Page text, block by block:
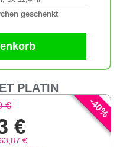
geschenkt
PLATIN
-
40
%
€
€
€